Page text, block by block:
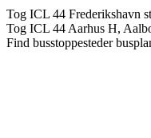
Tog ICL 44 Frederikshavn
Tog ICL 44 Aarhus H,
Find busstoppesteder